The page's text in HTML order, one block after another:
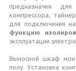
предназначен
компрессора,
для подключения
функцию
эксплуатации
Выносной шкаф
полу. Установка